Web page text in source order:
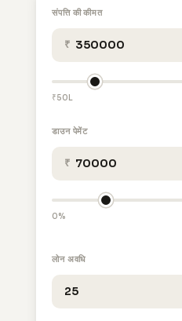
संपत्ति की कीमत
₹
₹50L
डाउन पेमेंट
₹
0%
लोन अवधि